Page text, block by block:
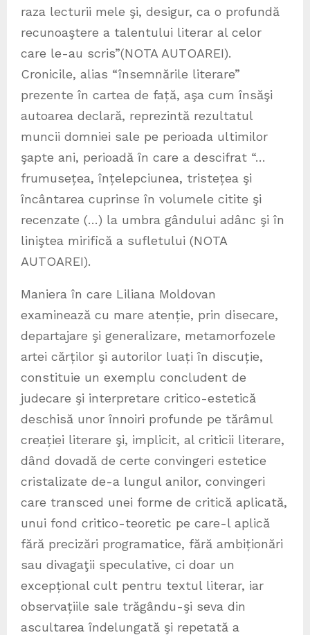
raza lecturii mele şi, desigur, ca o profundă
recunoaştere a talentului literar al celor
care le-au scris”(NOTA AUTOAREI).
Cronicile, alias “însemnările literare”
prezente în cartea de față, aşa cum însăşi
autoarea declară, reprezintă rezultatul
muncii domniei sale pe perioada ultimilor
şapte ani, perioadă în care a descifrat “…
frumusețea, înțelepciunea, tristețea şi
încântarea cuprinse în volumele citite şi
recenzate (…) la umbra gândului adânc şi în
liniştea mirifică a sufletului (NOTA
AUTOAREI).
Maniera în care Liliana Moldovan
examinează cu mare atenție, prin disecare,
departajare şi generalizare, metamorfozele
artei cărților şi autorilor luați în discuție,
constituie un exemplu concludent de
judecare şi interpretare critico-estetică
deschisă unor înnoiri profunde pe tărâmul
creației literare şi, implicit, al criticii literare,
dând dovadă de certe convingeri estetice
cristalizate de-a lungul anilor, convingeri
care transced unei forme de critică aplicată,
unui fond critico-teoretic pe care-l aplică
fără precizări programatice, fără ambiționări
sau divagaţii speculative, ci doar un
excepțional cult pentru textul literar, iar
observațiile sale trăgându-şi seva din
ascultarea îndelungată şi repetată a